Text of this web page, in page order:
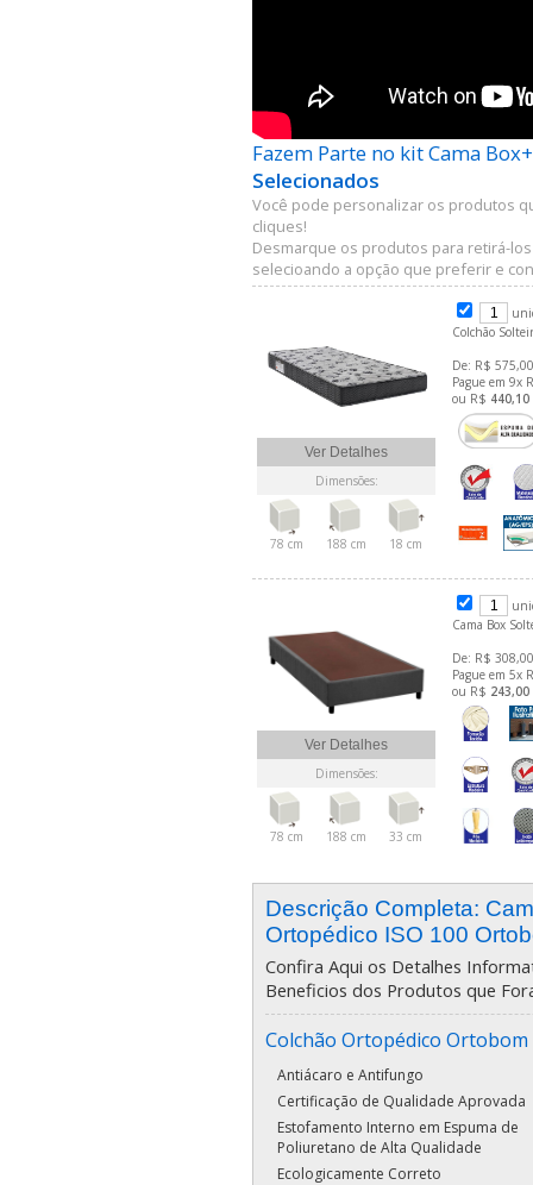
Fazem Parte no kit Cama
Selecionados
Você pode personalizar os produtos
cliques!
Desmarque os produtos para retirá-
selecioando a opção que preferir e
Ver Detalhes
Dimensões:
78 cm 188 cm 18 cm
Colchão
De: R$
Pague em 9x
ou R$ 440,10
Ver Detalhes
Dimensões:
78 cm 188 cm 33 cm
Cama Box
De: R$
Pague em 5x
ou R$ 243,00
Descrição Completa:
Ortopédico ISO 100
Confira Aqui os Detalhes
Beneficios dos Produtos que
Colchão Ortopédico Ortobom
Antiácaro e Antifungo
Certificação de Qualidade Aprovada
Estofamento Interno em Espuma de
Poliuretano de Alta Qualidade
Ecologicamente Correto